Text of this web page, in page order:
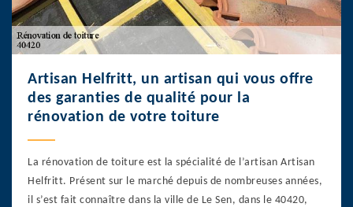
Artisan Helfritt, un artisan qui vous offre
des garanties de qualité pour la
rénovation de votre toiture
La rénovation de toiture est la spécialité de l’artisan Artisan
Helfritt. Présent sur le marché depuis de nombreuses années,
il s’est fait connaître dans la ville de Le Sen, dans le 40420,